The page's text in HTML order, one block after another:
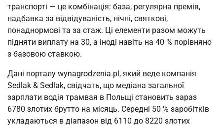
транспорті — це комбінація: база, регулярна премія,
надбавка за відвідуваність, нічні, святкові,
понаднормові та за стаж. Ці елементи разом можуть
підняти виплату на 30, а іноді навіть на 40 % порівняно
з базовою ставкою.
Дані порталу wynagrodzenia.pl, який веде компанія
Sedlak & Sedlak, свідчать, що медіана загальної
зарплати водія трамвая в Польщі становить зараз
6780 злотих брутто на місяць. Середні 50 % заробітків
укладаються в діапазон від 6110 до 8220 злотих